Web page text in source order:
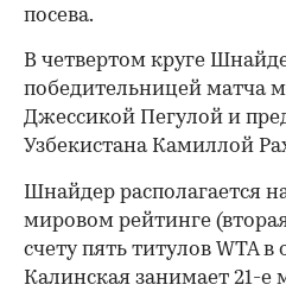
посева.
В четвертом круге
победительницей матча
Джессикой Пегулой и
Узбекистана Камиллой
Шнайдер располагается
мировом рейтинге
счету пять титулов WTA
Калинская занимает 21-е